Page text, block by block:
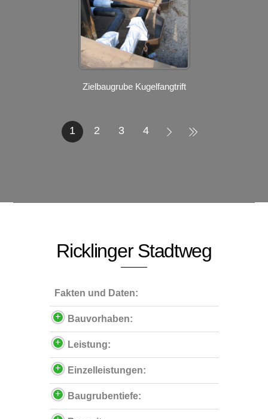
Zielbaugrube Kugelfangtrift
1 2 3 4
Ricklinger Stadtweg
Fakten und Daten:
Bauvorhaben:
Leistung:
Einzelleistungen:
Baugrubentiefe: